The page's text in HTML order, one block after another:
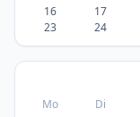
16
17
23
24
Mo Di